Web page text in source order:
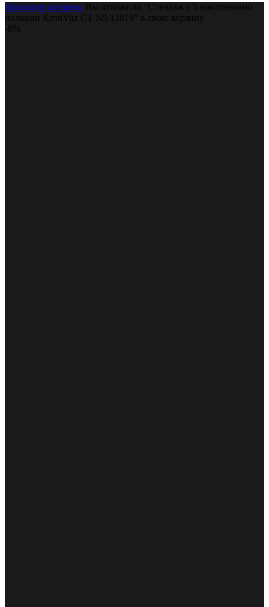
Просмотр корзины Вы отложили “Стеллаж с 5 наклонными
полками KronVuz СТ N5 12819” в свою корзину.
-8%